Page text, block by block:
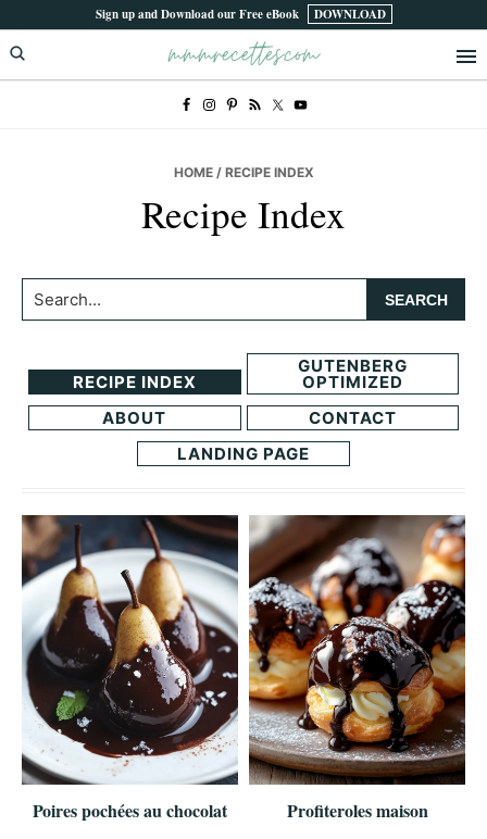
to
primary
to
main
Sign up and Download our Free eBook DOWNLOAD
mmmrecettes.com
HOME/ RECIPE INDEX
Recipe Index
Search...
RECIPE INDEX
GUTENBERG
OPTIMIZED
ABOUT
CONTACT
LANDING PAGE
Poires pochées au chocolat Profiteroles maison